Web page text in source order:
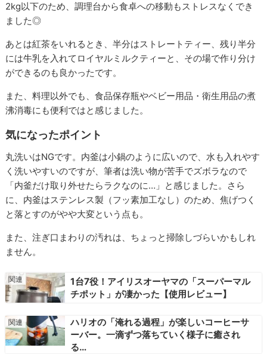
2kg以下のため、調理台から食卓への移動もストレスなくでき
ました◎
あとは紅茶をいれるとき、半分はストレートティー、残り半分
には牛乳を入れてロイヤルミルクティーと、その場で作り分け
ができるのも良かったです。
また、料理以外でも、食品保存瓶やベビー用品・衛生用品の煮
沸消毒にも便利ではと感じました。
気になったポイント
丸洗いはNGです。内釜は小鍋のように広いので、水も入れやす
く洗いやすいのですが、筆者は洗い物が苦手でズボラなので
「内釜だけ取り外せたらラクなのに…」と感じました。さら
に、内釜はステンレス製（フッ素加工なし）のため、焦げつく
と落とすのがやや大変という点も。
また、注ぎ口まわりの汚れは、ちょっと掃除しづらいかもしれ
ません。
1台7役！アイリスオーヤマの「スーパーマル
チポット」が凄かった【使用レビュー】
ハリオの「淹れる過程」が楽しいコーヒーサ
ーバー。一滴ずつ落ちていく様子に癒され
る…